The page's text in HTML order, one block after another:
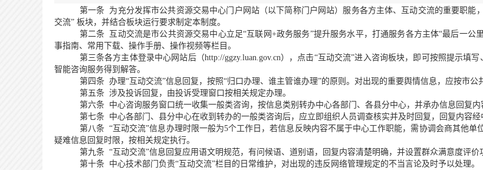
第一条 为充分发挥市公共资源交易中心门户网站（以下简称门户网站）服务各方主体、互动交流的重要职
交流” 板块，并结合板块运行要求制定本制度。
第二条
互动交流是市公共资源交易中心立足“互联网+政务服务”提升服务水平，打通服务各方主体“最后一
事指南、常用下载、操作手册、操作视频等栏目。
第三条各方主体登录中心网站后（http://ggzy.luan.gov.cn），点击“互动交流”进入咨询板块，即可按照提示填
智能咨询服务得到解答。
第四条 办理“互动交流”信息回复，按照“归口办理、谁主管谁办理”的原则。对出现的重要舆情信息，应按市公
第五条 涉及投诉回复，由投诉受理窗口按相关规定办理。
第六条
中心咨询服务窗口统一收集一般类咨询，按信息类别转办中心各部门、各县分中心，并承办信息回复内
第七条
中心各部门、县分中心在收到转办的一般类咨询后，应立即组织人员调查核实并及时回复，回复内容
第八条 “互动交流”信息办理时限一般为5个工作日，若信息反映内容不属于中心工作职能，需协调会商其他
疑难信息回复时限，按相关规定执行。
第九条 “互动交流”信息回复应用语文明规范，有问候语、道别语，回复内容清楚明确，并设置群众满意度评价
第十条
中心技术部门负责“互动交流”栏目的日常维护，对出现的违反网络管理规定的不当言论及时予以处理。